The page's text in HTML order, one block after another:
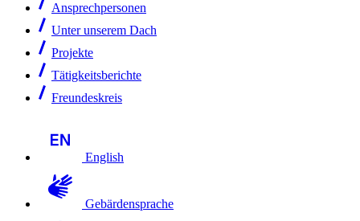
Ansprechpersonen
Unter unserem Dach
Projekte
Tätigkeitsberichte
Freundeskreis
English
Gebärdensprache